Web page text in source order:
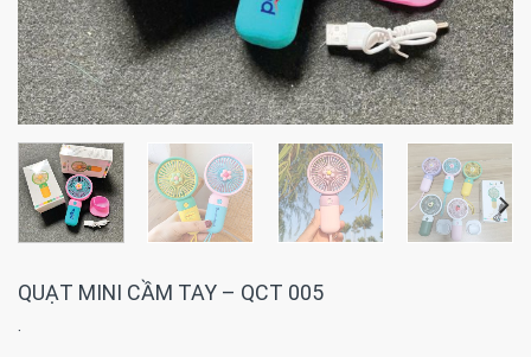
QUẠT MINI CẦM TAY – QCT 005
·